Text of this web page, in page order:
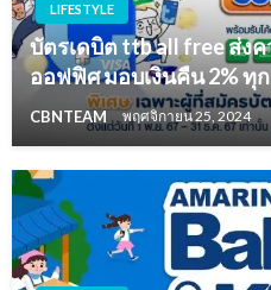
LIFESTYLE
บัตรเดบิต ttb all free ส่ง
ออฟฟิศ มอบเงินคืน 2% ทุ
CBNTEAM พฤศจิกายน 25, 2024